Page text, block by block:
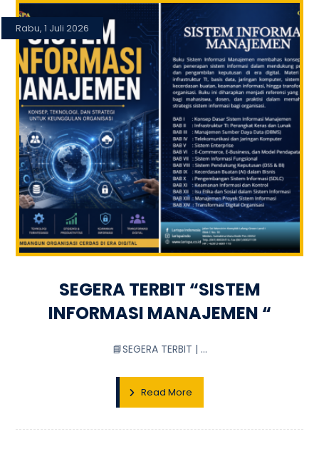
SEGERA TERBIT “SISTEM
INFORMASI MANAJEMEN “
Rabu, 1 Juli 2026
📘SEGERA TERBIT | ...
Read More